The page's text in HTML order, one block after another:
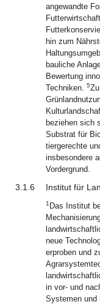
angewandte
hin zum
bauliche
Bewertung
Techniken. 5
beziehen sich
Substrat für
tiergerechte
insbesondere
Vordergrund.
3.1.6 Institut für
1 Das Institut
neue
erproben und
in vor- und
Systemen und